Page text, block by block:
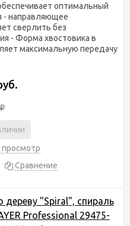
оптимальный
- направляющее
сверлить без
- Форма хвостовика в
максимальную передачу
₽
Сравнение
дереву "Spiral", спираль
Professional 29475-